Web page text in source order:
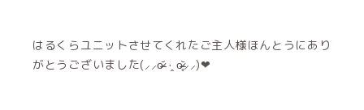
はるくらユニットさせてくれたご主人様ほんとうにあり
がとうございました(⸝⸝o̴̶̷᷄ ·̭ o̴̶̷̥᷅⸝⸝)❤︎